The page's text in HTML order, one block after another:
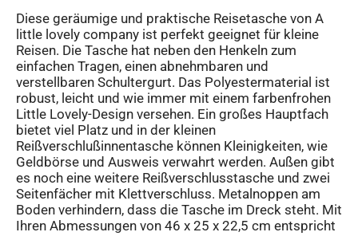
Diese geräumige und praktische Reisetasche von A
little lovely company ist perfekt geeignet für kleine
Reisen. Die Tasche hat neben den Henkeln zum
einfachen Tragen, einen abnehmbaren und
verstellbaren Schultergurt. Das Polyestermaterial ist
robust, leicht und wie immer mit einem farbenfrohen
Little Lovely-Design versehen. Ein großes Hauptfach
bietet viel Platz und in der kleinen
Reißverschlußinnentasche können Kleinigkeiten, wie
Geldbörse und Ausweis verwahrt werden. Außen gibt
es noch eine weitere Reißverschlusstasche und zwei
Seitenfächer mit Klettverschluss. Metalnoppen am
Boden verhindern, dass die Tasche im Dreck steht. Mit
Ihren Abmessungen von 46 x 25 x 22,5 cm entspricht